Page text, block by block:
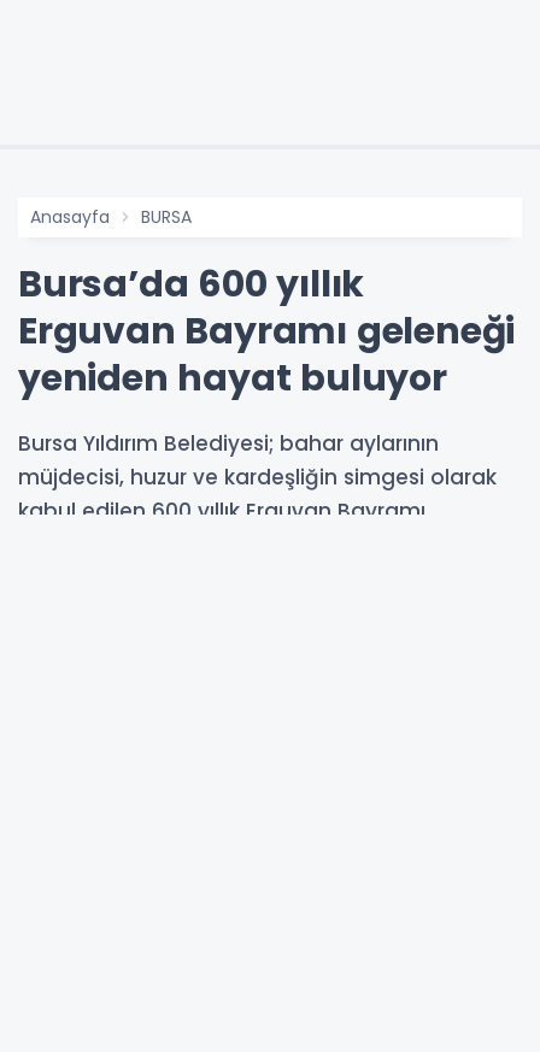
Anasayfa BURSA
Bursa’da 600 yıllık
Erguvan Bayramı geleneği
yeniden hayat buluyor
Bursa Yıldırım Belediyesi; bahar aylarının
müjdecisi, huzur ve kardeşliğin simgesi olarak
kabul edilen 600 yıllık Erguvan Bayramı